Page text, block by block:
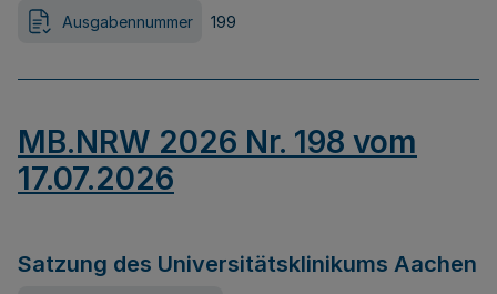
Ausgabennummer 199
MB.NRW 2026 Nr. 198 vom
17.07.2026
Satzung des Universitätsklinikums Aachen